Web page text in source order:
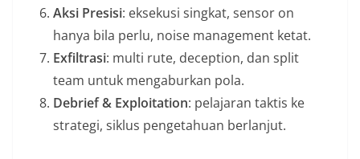
Aksi Presisi: eksekusi singkat, sensor on
hanya bila perlu, noise management ketat.
Exfiltrasi: multi rute, deception, dan split
team untuk mengaburkan pola.
Debrief & Exploitation: pelajaran taktis ke
strategi, siklus pengetahuan berlanjut.